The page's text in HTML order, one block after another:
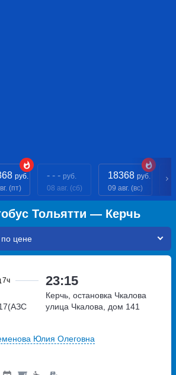
руб.
(пт)
- - - руб.
08 авг. (сб)
18368 руб.
09 авг. (вс)
Тольятти — Керчь
7ч 23:15
Керчь, остановка Чкалова
улица Чкалова, дом 141
Юлия Олеговна